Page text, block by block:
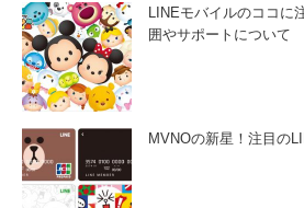
LINEモバイルのココに
囲やサポートについて
MVNOの新星！注目の